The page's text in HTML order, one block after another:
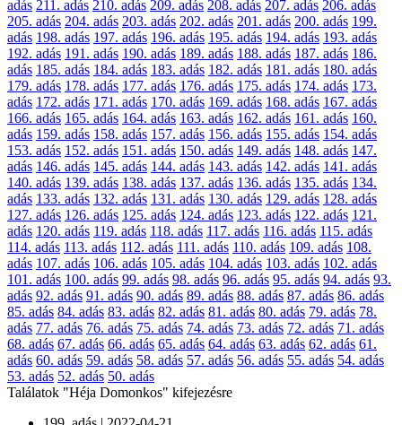
adás 211. adás 210. adás 209. adás 208. adás 207. adás 206. adás
205. adás 204. adás 203. adás 202. adás 201. adás 200. adás 199.
adás 198. adás 197. adás 196. adás 195. adás 194. adás 193. adás
192. adás 191. adás 190. adás 189. adás 188. adás 187. adás 186.
adás 185. adás 184. adás 183. adás 182. adás 181. adás 180. adás
179. adás 178. adás 177. adás 176. adás 175. adás 174. adás 173.
adás 172. adás 171. adás 170. adás 169. adás 168. adás 167. adás
166. adás 165. adás 164. adás 163. adás 162. adás 161. adás 160.
adás 159. adás 158. adás 157. adás 156. adás 155. adás 154. adás
153. adás 152. adás 151. adás 150. adás 149. adás 148. adás 147.
adás 146. adás 145. adás 144. adás 143. adás 142. adás 141. adás
140. adás 139. adás 138. adás 137. adás 136. adás 135. adás 134.
adás 133. adás 132. adás 131. adás 130. adás 129. adás 128. adás
127. adás 126. adás 125. adás 124. adás 123. adás 122. adás 121.
adás 120. adás 119. adás 118. adás 117. adás 116. adás 115. adás
114. adás 113. adás 112. adás 111. adás 110. adás 109. adás 108.
adás 107. adás 106. adás 105. adás 104. adás 103. adás 102. adás
101. adás 100. adás 99. adás 98. adás 96. adás 95. adás 94. adás 93.
adás 92. adás 91. adás 90. adás 89. adás 88. adás 87. adás 86. adás
85. adás 84. adás 83. adás 82. adás 81. adás 80. adás 79. adás 78.
adás 77. adás 76. adás 75. adás 74. adás 73. adás 72. adás 71. adás
68. adás 67. adás 66. adás 65. adás 64. adás 63. adás 62. adás 61.
adás 60. adás 59. adás 58. adás 57. adás 56. adás 55. adás 54. adás
53. adás 52. adás 50. adás
Találatok "Héja Domonkos" kifejezésre